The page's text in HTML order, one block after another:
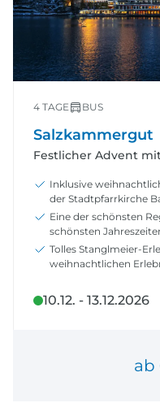
4 TAGE BUS
Salzkammergut
Festlicher Advent
Inklusive
der Stadtpfarrkirche
Eine der schönsten
schönsten
Tolles Stanglmeier-
weihnachtlichen
10.12. - 13.12.2026
ab